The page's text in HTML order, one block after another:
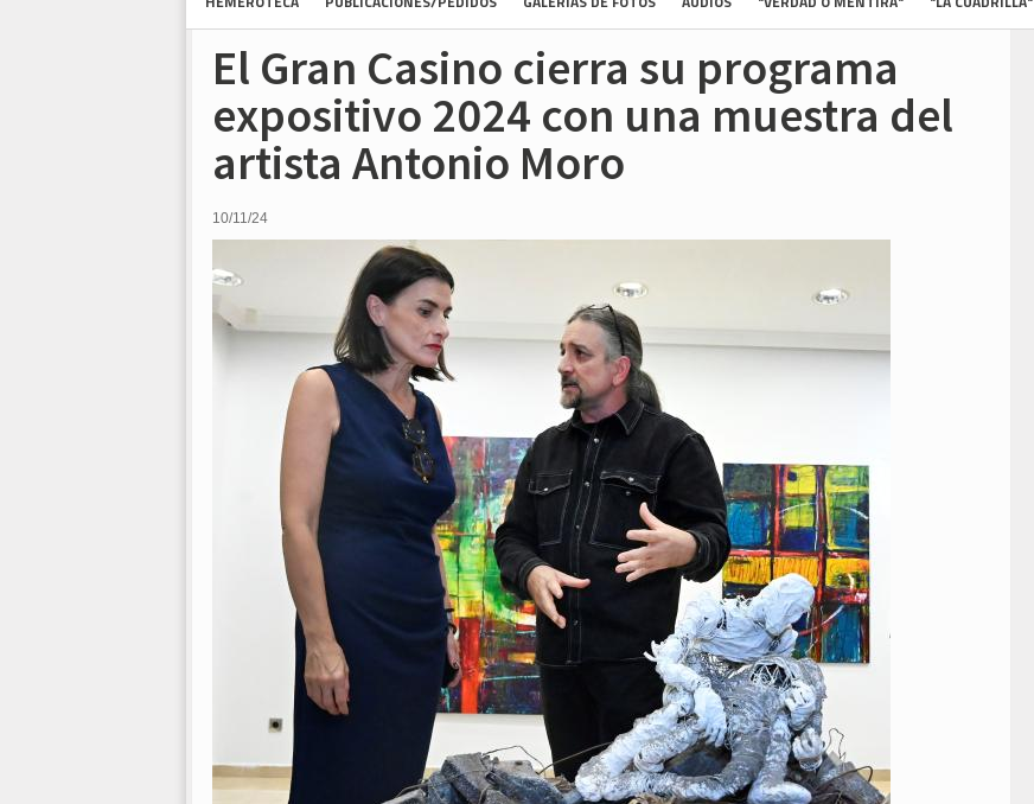
El Gran Casino cierra su programa
expositivo 2024 con una muestra del
artista Antonio Moro
10/11/24